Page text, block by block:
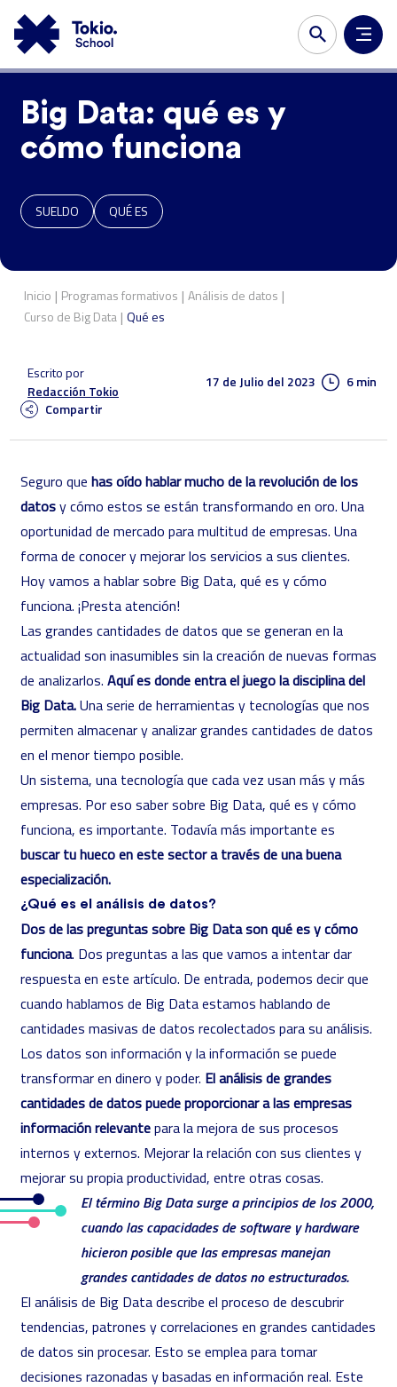
Big Data: qué es y
cómo funciona
SUELDO QUÉ ES
Inicio | Programas formativos | Análisis de datos |
Curso de Big Data | Qué es
Escrito por
Redacción Tokio
17 de Julio del 2023
6 min
Compartir
Seguro que has oído hablar mucho de la revolución de los
datosy cómo estos se están transformando en oro. Una
oportunidad de mercado para multitud de empresas. Una
forma de conocer y mejorar los servicios a sus clientes.
Hoy vamos a hablar sobre Big Data, qué es y cómo
funciona. ¡Presta atención!
Las grandes cantidades de datos que se generan en la
actualidad son inasumibles sin la creación de nuevas formas
de analizarlos. Aquí es donde entra el juego la disciplina del
Big Data.Una serie de herramientas y tecnologías que nos
permiten almacenar y analizar grandes cantidades de datos
en el menor tiempo posible.
Un sistema, una tecnología que cada vez usan más y más
empresas. Por eso saber sobre Big Data, qué es y cómo
funciona, es importante. Todavía más importante es
buscar tu hueco en este sector a través de una buena
especialización.
¿Qué es el análisis de datos?
Dos de las preguntas sobre Big Data son qué es y cómo
funciona. Dos preguntas a las que vamos a intentar dar
respuesta en este artículo. De entrada, podemos decir que
cuando hablamos de Big Data estamos hablando de
cantidades masivas de datos recolectados para su análisis.
Los datos son información y la información se puede
transformar en dinero y poder. El análisis de grandes
cantidades de datos puede proporcionar a las empresas
información relevantepara la mejora de sus procesos
internos y externos. Mejorar la relación con sus clientes y
mejorar su propia productividad, entre otras cosas.
El término Big Data surge a principios de los 2000,
cuando las capacidades de software y hardware
hicieron posible que las empresas manejan
grandes cantidades de datos no estructurados.
El análisis de Big Data describe el proceso de descubrir
tendencias, patrones y correlaciones en grandes cantidades
de datos sin procesar. Esto se emplea para tomar
decisiones razonadas y basadas en información real. Este